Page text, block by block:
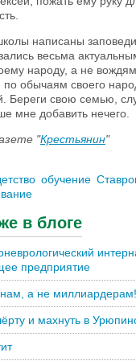
написаны заповеди
весьма
народу, а не
по обычаям своего
Береги свою семью,
мне добавить нечего.
"Крестьянин"
обучение
в блоге
предприятие
а не миллиардерам!
и махнуть в